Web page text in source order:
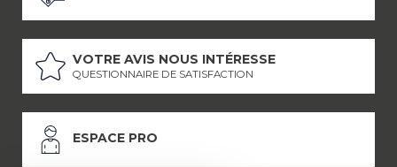
VOTRE AVIS NOUS INTÉRESSE
QUESTIONNAIRE DE SATISFACTION
ESPACE PRO